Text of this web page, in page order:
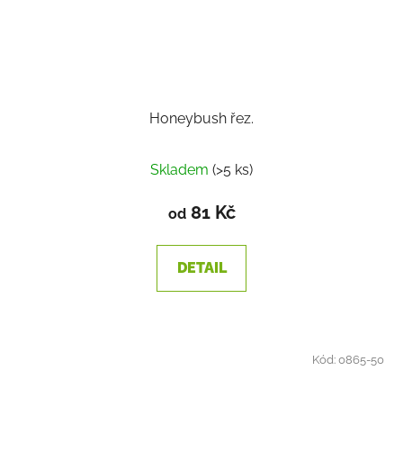
Honeybush řez.
Skladem (>5 ks)
od81 Kč
DETAIL
Kód:0865-50